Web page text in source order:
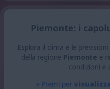
Piemonte: i
Esplora il clima e le
della regione Piemonte e
condizioni e
» Premi per